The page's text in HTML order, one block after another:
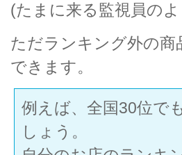
(たまに来る監視員の
ただランキング外の
できます。
例えば、全国30位で
しょう。